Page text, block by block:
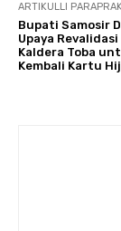
ARTIKULLI PARAPRAK
Bupati Samosir
Upaya Revalidasi
Kaldera Toba
Kembali Kartu